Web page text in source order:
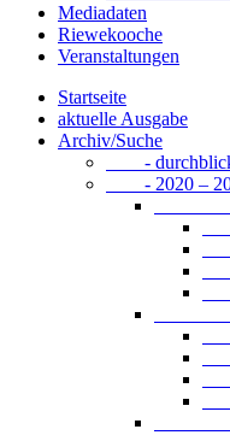
Mediadaten
Riewekooche
Veranstaltungen
Startseite
aktuelle Ausgabe
Archiv/Suche
- durchblick
- 2020 –
-
-
-
-
-
-
-
-
-
-
-